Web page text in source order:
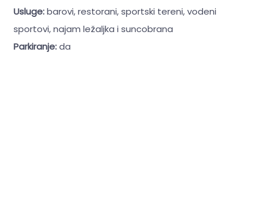
Usluge:barovi, restorani, sportski tereni, vodeni
sportovi, najam ležaljka i suncobrana
Parkiranje:da